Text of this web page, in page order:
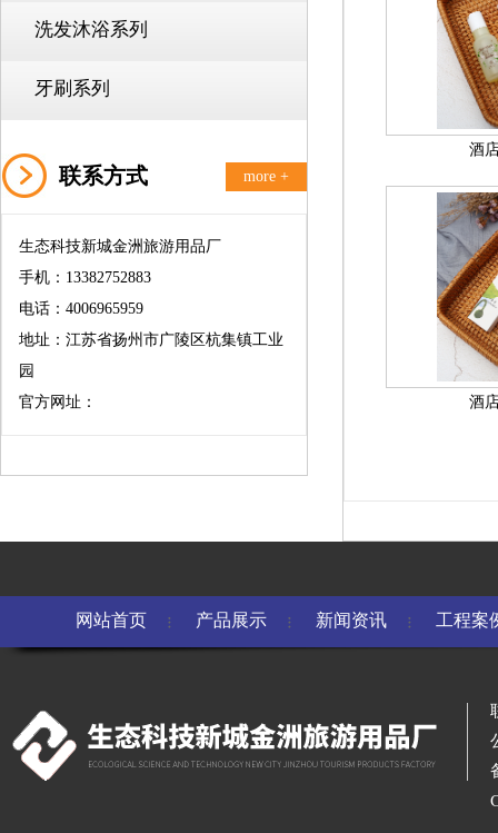
洗发沐浴系列
牙刷系列
联系方式 more +
生态科技新城金洲旅游用品厂
手机：13382752883
电话：4006965959
地址：江苏省扬州市广陵区杭集镇工业
园
官方网址：
酒
酒
网站首页 产品展示 新闻资讯 工程案